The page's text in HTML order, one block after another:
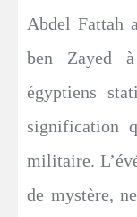
Abdel Fattah
ben Zayed
égyptiens
signification
militaire.
de mystère,